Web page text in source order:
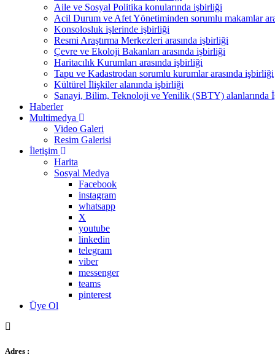
Aile ve Sosyal Politika konularında işbirliği
Acil Durum ve Afet Yönetiminden sorumlu makamlar
Konsolosluk işlerinde işbirliği
Resmi Araştırma Merkezleri arasında işbirliği
Çevre ve Ekoloji Bakanları arasında işbirliği
Haritacılık Kurumları arasında işbirliği
Tapu ve Kadastrodan sorumlu kurumlar arasında işbirliği
Kültürel İlişkiler alanında işbirliği
Sanayi, Bilim, Teknoloji ve Yenilik (SBTY) alanlarında
Haberler
Multimedya
Video Galeri
Resim Galerisi
İletişim
Harita
Sosyal Medya
Facebook
instagram
whatsapp
X
youtube
linkedin
telegram
viber
messenger
teams
pinterest
Üye Ol
Adres :